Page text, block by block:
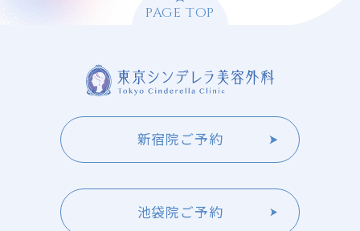
PAGE TOP
新宿院ご予約
池袋院ご予約